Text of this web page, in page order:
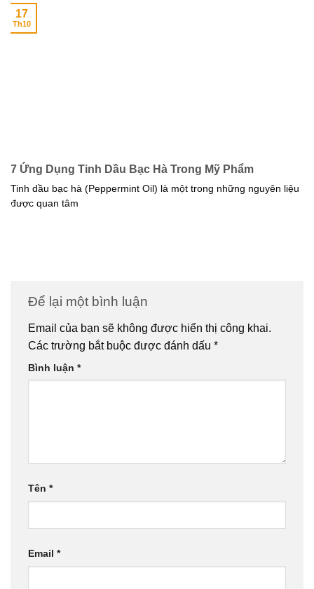
7 Ứng Dụng Tinh Dầu Bạc Hà Trong Mỹ Phẩm
Tinh dầu bạc hà (Peppermint Oil) là một trong những nguyên liệu
được quan tâm
17
Th10
Để lại một bình luận
Email của bạn sẽ không được hiển thị công khai.
Các trường bắt buộc được đánh dấu *
Bình luận *
Tên *
Email *